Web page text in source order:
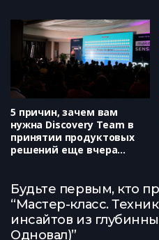
Контур, Наталья
Чебыкина, Юлия Вилкова)
5 причин, зачем вам
нужна Discovery Team в
принятии продуктовых
решений еще вчера
Будьте первым, кто
“Мастер-класс.
инсайтов из
Одновал)”